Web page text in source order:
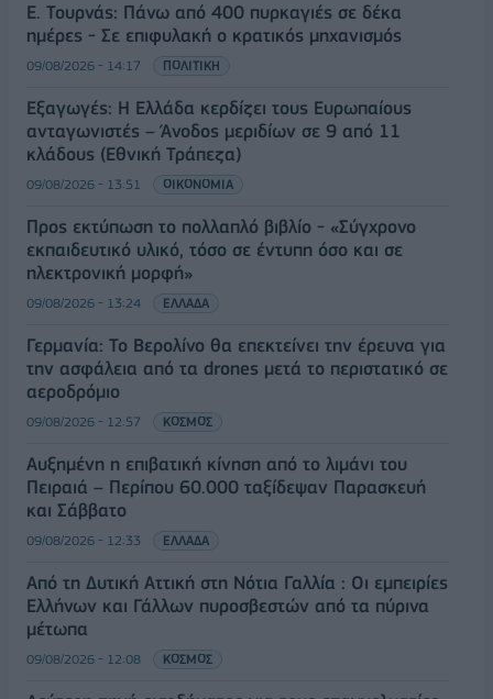
Ε. Τουρνάς: Πάνω από 400 πυρκαγιές σε δέκα
ημέρες - Σε επιφυλακή ο κρατικός μηχανισμός
09/08/2026 - 14:17 ΠΟΛΙΤΙΚΗ
Εξαγωγές: Η Ελλάδα κερδίζει τους Ευρωπαίους
ανταγωνιστές – Άνοδος μεριδίων σε 9 από 11
κλάδους (Εθνική Τράπεζα)
09/08/2026 - 13:51 ΟΙΚΟΝΟΜΙΑ
Προς εκτύπωση το πολλαπλό βιβλίο - «Σύγχρονο
εκπαιδευτικό υλικό, τόσο σε έντυπη όσο και σε
ηλεκτρονική μορφή»
09/08/2026 - 13:24 ΕΛΛΑΔΑ
Γερμανία: Το Βερολίνο θα επεκτείνει την έρευνα για
την ασφάλεια από τα drones μετά το περιστατικό σε
αεροδρόμιο
09/08/2026 - 12:57 ΚΟΣΜΟΣ
Αυξημένη η επιβατική κίνηση από το λιμάνι του
Πειραιά – Περίπου 60.000 ταξίδεψαν Παρασκευή
και Σάββατο
09/08/2026 - 12:33 ΕΛΛΑΔΑ
Από τη Δυτική Αττική στη Νότια Γαλλία : Οι εμπειρίες
Ελλήνων και Γάλλων πυροσβεστών από τα πύρινα
μέτωπα
09/08/2026 - 12:08 ΚΟΣΜΟΣ